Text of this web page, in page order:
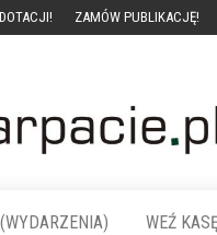
ZAMÓW PUBLIKACJĘ!
WEŹ